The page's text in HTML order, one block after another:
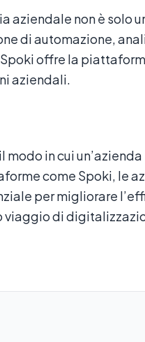
aziendale non è solo
di automazione,
offre la
aziendali.
in cui
come Spoki, le
per migliorare
di